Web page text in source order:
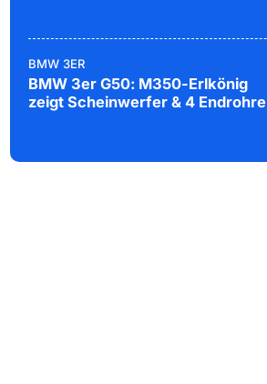
BMW 3ER
BMW 3er G50: M350-Erlkönig
zeigt Scheinwerfer & 4 Endrohre